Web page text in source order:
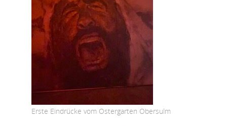
Erste Eindrücke vom Ostergarten Obersulm